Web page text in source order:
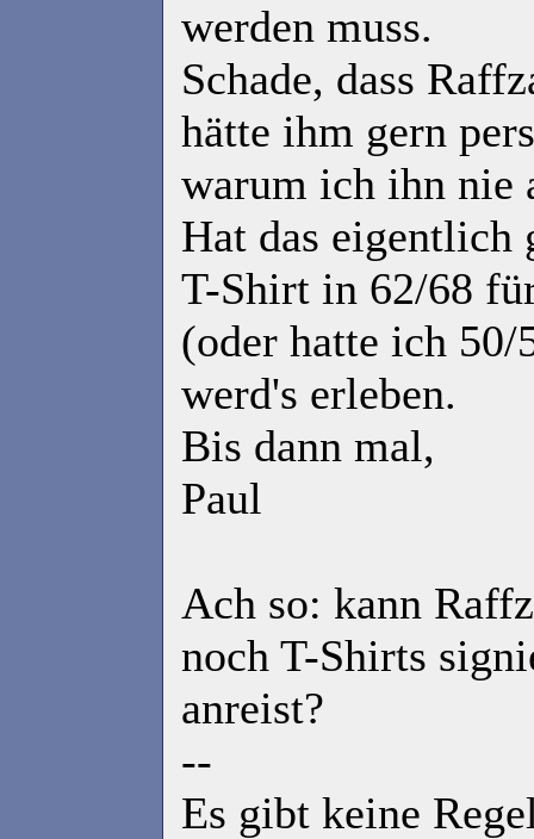
werden muss.
Schade, dass
hätte ihm gern
warum ich ihn nie
Hat das eigentlich
T-Shirt in 62/68
(oder hatte ich 50/
werd's erleben.
Bis dann mal,
Paul
Ach so: kann
noch T-Shirts
anreist?
--
Es gibt keine